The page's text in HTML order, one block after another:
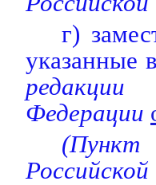
г)
указанные
редакции
Федерации